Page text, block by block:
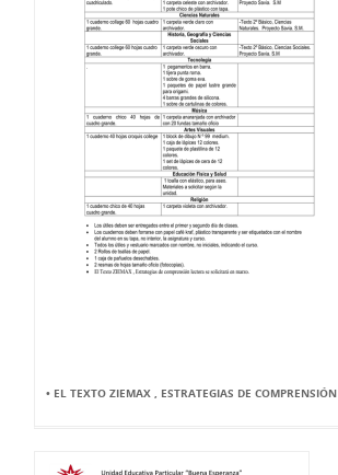
• EL TEXTO ZIEMAX , ESTRATEGIAS DE COMPRENSIÓN